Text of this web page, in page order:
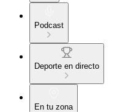
Podcast
Deporte en directo
En tu zona